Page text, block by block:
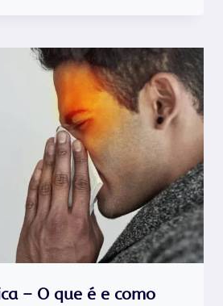
– O que é e como